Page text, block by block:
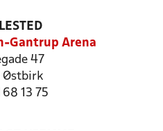
Gantrup Arena
47
Østbirk
68 13 75